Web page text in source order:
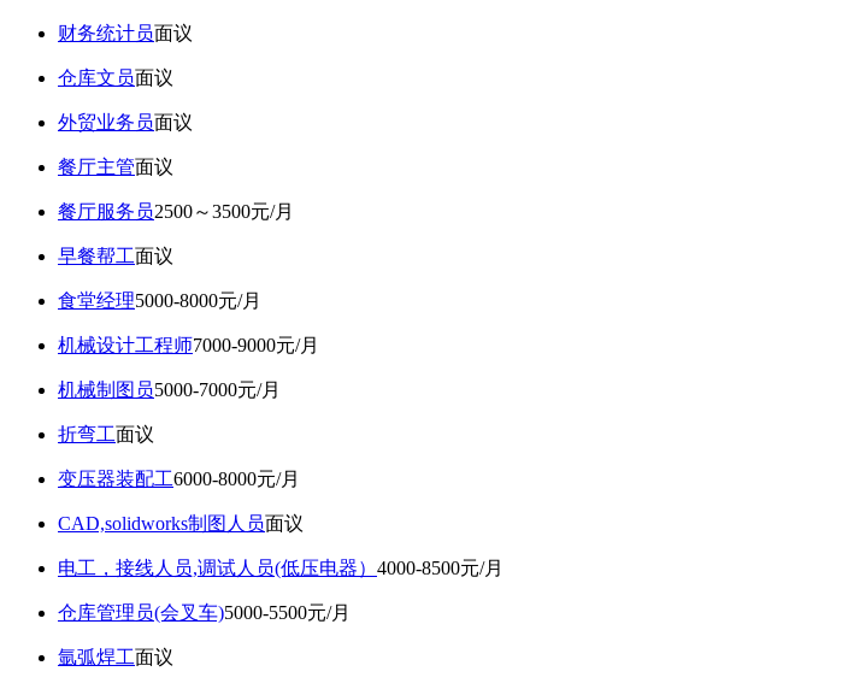
财务统计员面议
仓库文员面议
外贸业务员面议
餐厅主管面议
餐厅服务员2500～3500元/月
早餐帮工面议
食堂经理5000-8000元/月
机械设计工程师7000-9000元/月
机械制图员5000-7000元/月
折弯工面议
变压器装配工6000-8000元/月
CAD,solidworks制图人员面议
电工，接线人员,调试人员(低压电器） 4000-8500元/月
仓库管理员(会叉车)5000-5500元/月
氩弧焊工面议